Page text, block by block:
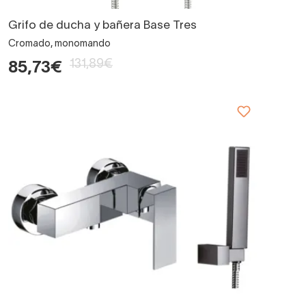
Grifo de ducha y bañera Base Tres
Cromado, monomando
85,73€ 131,89€